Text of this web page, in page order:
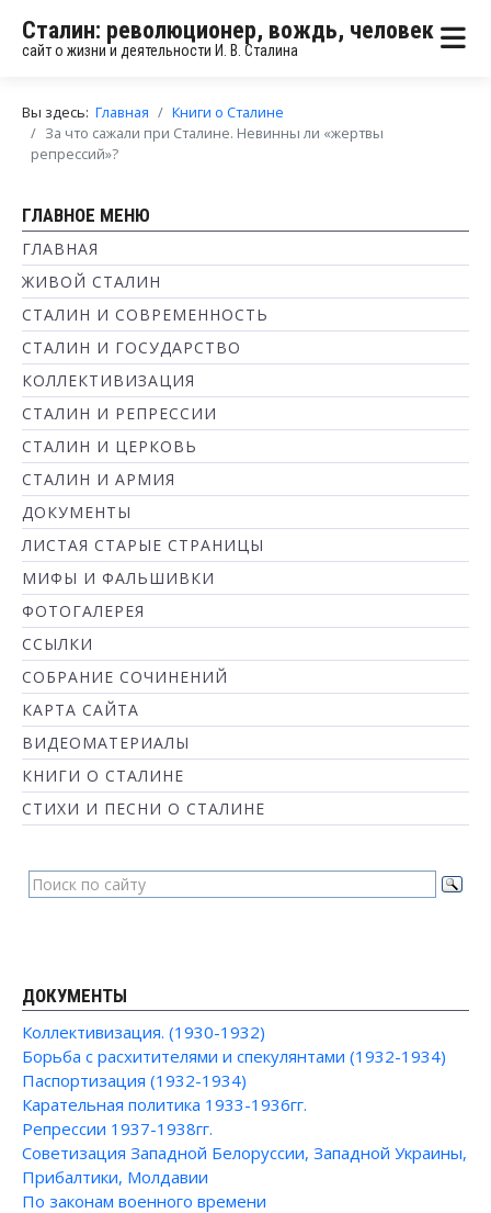
Сталин: революционер, вождь, человек
сайт о жизни и деятельности И. В. Сталина
Вы здесь: Главная
Книги о Сталине
За что сажали при Сталине. Невинны ли «жертвы
репрессий»?
ГЛАВНОЕ МЕНЮ
ГЛАВНАЯ
ЖИВОЙ СТАЛИН
СТАЛИН И СОВРЕМЕННОСТЬ
СТАЛИН И ГОСУДАРСТВО
КОЛЛЕКТИВИЗАЦИЯ
СТАЛИН И РЕПРЕССИИ
СТАЛИН И ЦЕРКОВЬ
СТАЛИН И АРМИЯ
ДОКУМЕНТЫ
ЛИСТАЯ СТАРЫЕ СТРАНИЦЫ
МИФЫ И ФАЛЬШИВКИ
ФОТОГАЛЕРЕЯ
ССЫЛКИ
СОБРАНИЕ СОЧИНЕНИЙ
КАРТА САЙТА
ВИДЕОМАТЕРИАЛЫ
КНИГИ О СТАЛИНЕ
СТИХИ И ПЕСНИ О СТАЛИНЕ
ДОКУМЕНТЫ
Коллективизация. (1930-1932)
Борьба с расхитителями и спекулянтами (1932-1934)
Паспортизация (1932-1934)
Карательная политика 1933-1936гг.
Репрессии 1937-1938гг.
Советизация Западной Белоруссии, Западной Украины,
Прибалтики, Молдавии
По законам военного времени